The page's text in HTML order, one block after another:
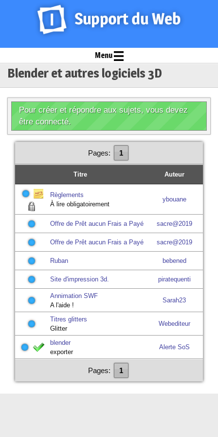
Menu
Blender et autres logiciels 3D
Pour créer et répondre aux sujets, vous devez
être connecté.
Pages: 1
Titre Auteur
Règlements
À lire obligatoirement
ybouane
sacre@2019
sacre@2019
Ruban bebened
Site d'impression 3d. piratequenti
Annimation SWF
A l'aide !
Sarah23
Titres glitters
Glitter
Webediteur
blender
exporter
Alerte SoS
Pages: 1